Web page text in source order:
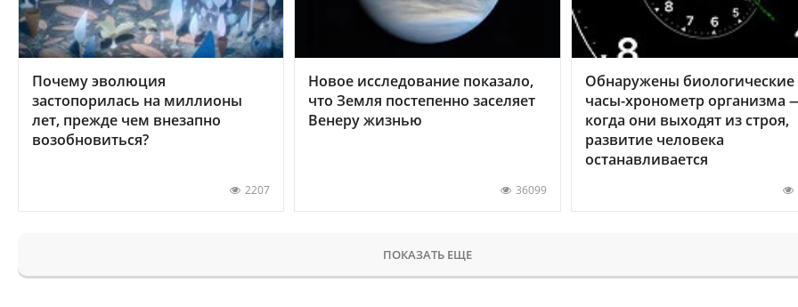
Почему эволюция
застопорилась на миллионы
лет, прежде чем внезапно
возобновиться?
2207
Новое исследование показало,
что Земля постепенно заселяет
Венеру жизнью
36099
Обнаружены биологические
часы-хронометр организма
когда они выходят из строя,
развитие человека
останавливается
ПОКАЗАТЬ ЕЩЕ